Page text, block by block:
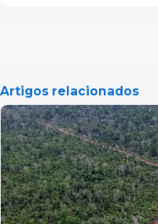
Artigos relacionados